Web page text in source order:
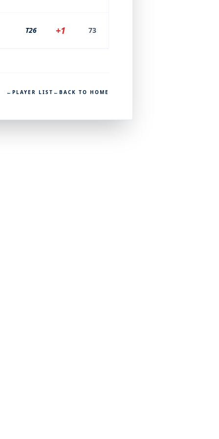
T26 +1 73
← PLAYER LIST ← BACK TO HOME